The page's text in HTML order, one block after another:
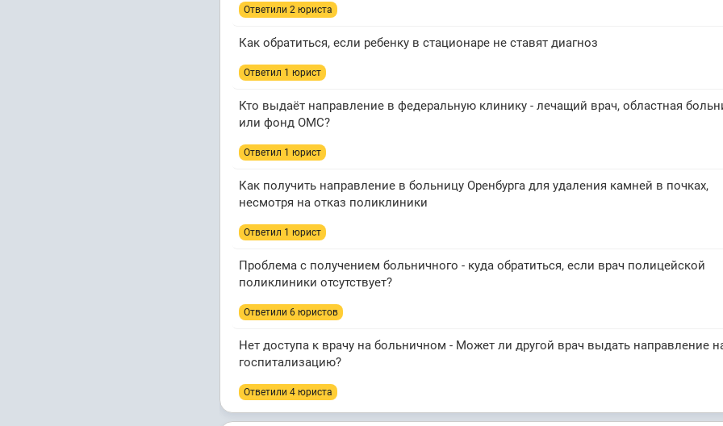
Ответили 2 юристa
Как обратиться, если ребенку в стационаре не ставят диагноз
Ответил 1 юрист
Кто выдаёт направление в федеральную клинику - лечащий врач, областная
или фонд ОМС?
Ответил 1 юрист
Как получить направление в больницу Оренбурга для удаления камней в почках,
несмотря на отказ поликлиники
Ответил 1 юрист
Проблема с получением больничного - куда обратиться, если врач полицейской
поликлиники отсутствует?
Ответили 6 юристов
Нет доступа к врачу на больничном - Может ли другой врач выдать направление
госпитализацию?
Ответили 4 юристa